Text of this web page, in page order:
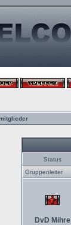
Status
Gruppenleiter
DvD Mihre